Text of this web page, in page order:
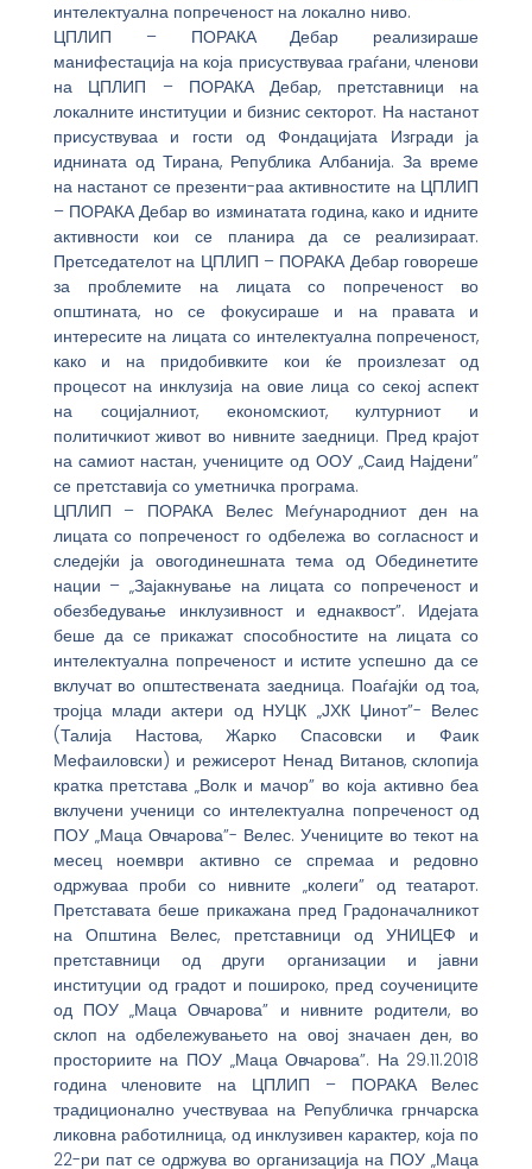
интелектуална попреченост на локално ниво.
ЦПЛИП – ПОРАКА Дебар реализираше
манифестација на која присуствуваа граѓани, членови
на ЦПЛИП – ПОРАКА Дебар, претставници на
локалните институции и бизнис секторот. На настанот
присуствуваа и гости од Фондацијата Изгради ја
иднината од Тирана, Република Албанија. За време
на настанот се презенти-раа активностите на ЦПЛИП
– ПОРАКА Дебар во изминатата година, како и идните
активности кои се планира да се реализираат.
Претседателот на ЦПЛИП – ПОРАКА Дебар говореше
за проблемите на лицата со попреченост во
општината, но се фокусираше и на правата и
интересите на лицата со интелектуална попреченост,
како и на придобивките кои ќе произлезат од
процесот на инклузија на овие лица со секој аспект
на социјалниот, економскиот, културниот и
политичкиот живот во нивните заедници. Пред крајот
на самиот настан, учениците од ООУ „Саид Најдени”
се претставија со уметничка програма.
ЦПЛИП – ПОРАКА Велес Меѓународниот ден на
лицата со попреченост го одбележа во согласност и
следејќи ја овогодинешната тема од Обединетите
нации – „Зајакнување на лицата со попреченост и
обезбедување инклузивност и еднаквост”. Идејата
беше да се прикажат способностите на лицата со
интелектуална попреченост и истите успешно да се
вклучат во општествената заедница. Поаѓајќи од тоа,
тројца млади актери од НУЦК „ЈХК Џинот”- Велес
(Талија Настова, Жарко Спасовски и Фаик
Мефаиловски) и режисерот Ненад Витанов, склопија
кратка претстава „Волк и мачор” во која активно беа
вклучени ученици со интелектуална попреченост од
ПОУ „Маца Овчарова”- Велес. Учениците во текот на
месец ноември активно се спремаа и редовно
одржуваа проби со нивните „колеги” од театарот.
Претставата беше прикажана пред Градоначалникот
на Општина Велес, претставници од УНИЦЕФ и
претставници од други организации и јавни
институции од градот и пошироко, пред соучениците
од ПОУ „Маца Овчарова” и нивните родители, во
склоп на одбележувањето на овој значаен ден, во
просториите на ПОУ „Маца Овчарова”. На 29.11.2018
година членовите на ЦПЛИП – ПОРАКА Велес
традиционално учествуваа на Републичка грнчарска
ликовна работилница, од инклузивен карактер, која по
22-ри пат се одржува во организација на ПОУ „Маца